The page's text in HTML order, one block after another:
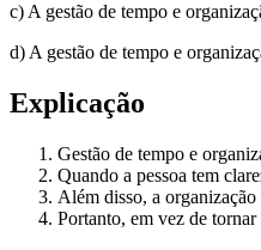
c) A gestão de tempo e
d) A gestão de tempo e
Explicação
Gestão de tempo e
Quando a pessoa tem
Além disso, a organização
Portanto, em vez de